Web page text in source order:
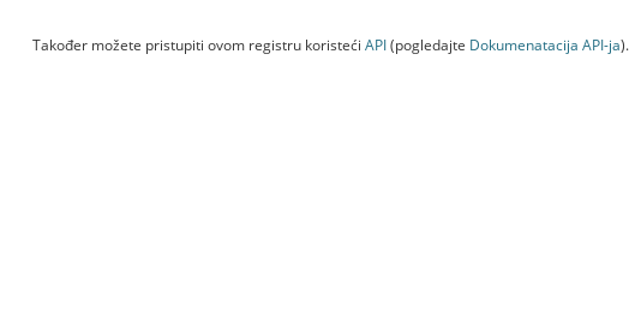
Također možete pristupiti ovom registru koristeći API(pogledajte Dokumenаtаcijа API-jа).